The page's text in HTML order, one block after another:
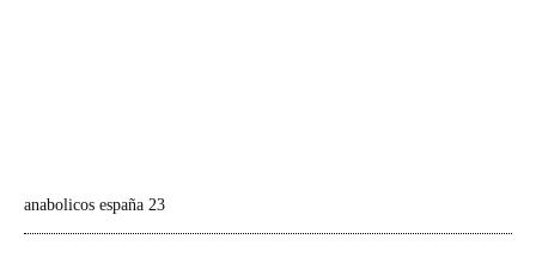
anabolicos españa 23